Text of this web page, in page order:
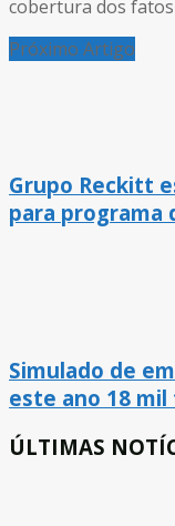
cobertura dos
Próximo Artigo
Grupo Reckitt
para programa
Simulado de
este ano 18
ÚLTIMAS